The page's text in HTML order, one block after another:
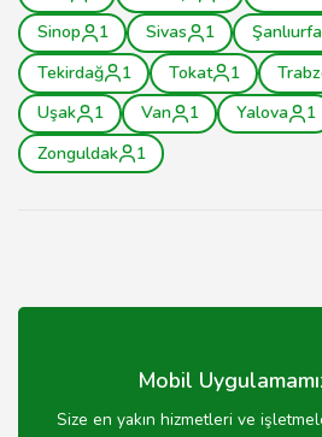
Sinop
1 Sivas 1 Şanlıurfa
Tekirdağ
1 Tokat 1
Uşak
1 Van 1 Yalova 1
Zonguldak
1
Mobil
Size en yakın hizmetleri ve